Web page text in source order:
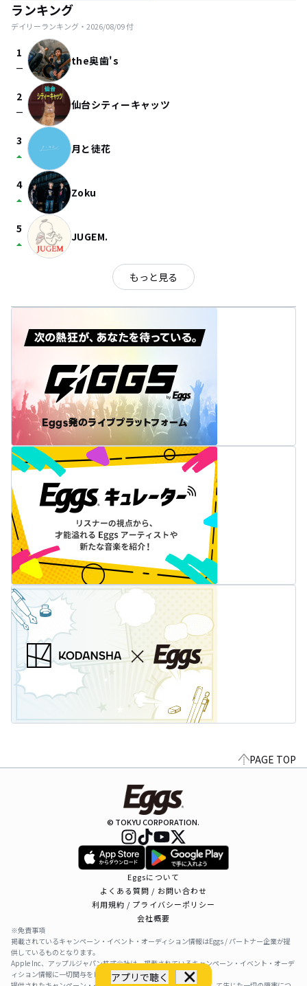
アプリで聴く
ランキング
デイリーランキング・ 2026/08/09付
1
check_indeterminate_small the奥歯's
2
check_indeterminate_small 仙台シティーキャッツ
3
arrow_drop_up 月と徒花
4
arrow_drop_up Zoku
5
arrow_drop_up JUGEM.
もっと見る
PAGE TOP
© TOKYU CORPORATION.
Eggsについて
よくある質問 / お問い合わせ
利用規約 / プライバシーポリシー
会社概要
※免責事項
掲載されているキャンペーン・イベント・オーディション情報はEggs / パートナー企業が提
供しているものとなります。
Apple Inc、アップルジャパン株式会社は、掲載されているキャンペーン・イベント・オーデ
ィション情報に一切関与をしておりません。